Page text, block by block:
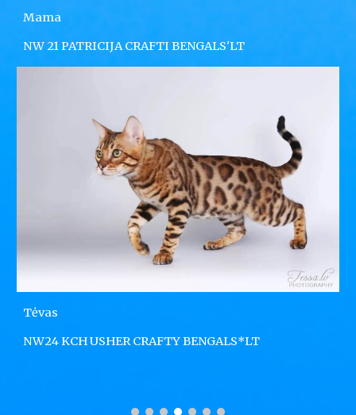
Mama
NW 21 PATRICIJA CRAFTI BENGALS'LT
Tėvas
NW24 KCH USHER CRAFTY BENGALS*LT